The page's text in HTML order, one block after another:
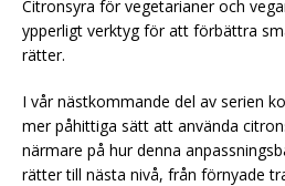
Citronsyra för vegetarianer och
ypperligt verktyg för att förbättra
rätter.
I vår nästkommande del av serien
mer påhittiga sätt att använda
närmare på hur denna
rätter till nästa nivå, från förnyade